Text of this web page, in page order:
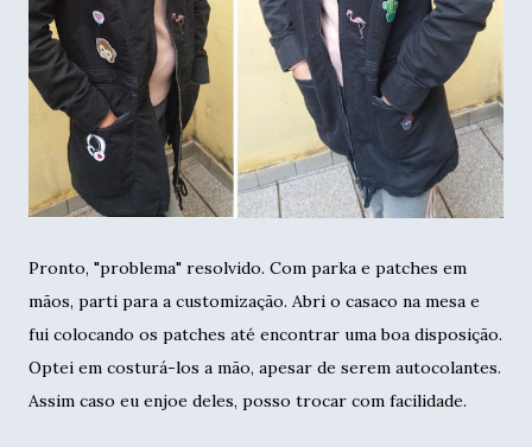
Pronto, "problema" resolvido. Com parka e patches em
mãos, parti para a customização. Abri o casaco na mesa e
fui colocando os patches até encontrar uma boa disposição.
Optei em costurá-los a mão, apesar de serem autocolantes.
Assim caso eu enjoe deles, posso trocar com facilidade.